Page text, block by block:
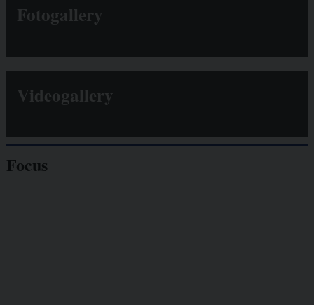
Fotogallery
Videogallery
Focus